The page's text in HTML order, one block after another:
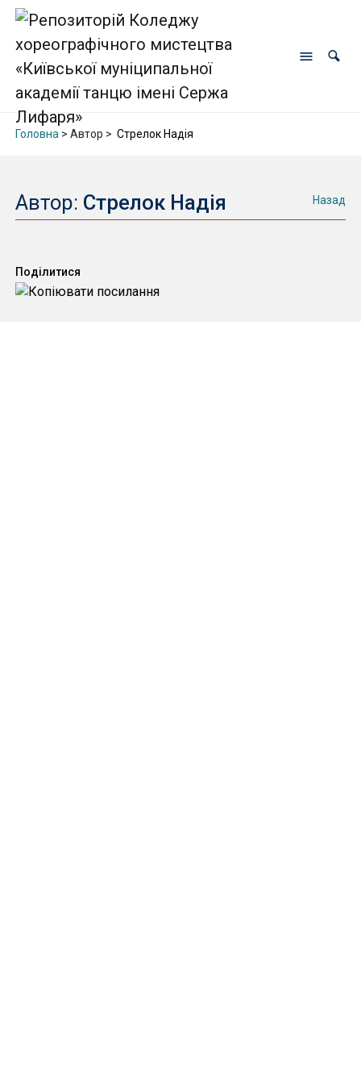
Головна > Автор > Стрелок Надія
Автор: Стрелок Надія Назад
Поділитися